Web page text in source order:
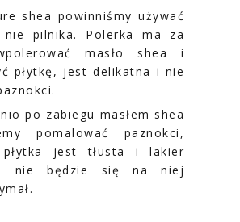
shea powinniśmy używać
pilnika. Polerka ma za
masło shea i
płytkę, jest delikatna i nie
po zabiegu masłem shea
pomalować paznokci,
płytka jest tłusta i lakier
nie będzie się na niej